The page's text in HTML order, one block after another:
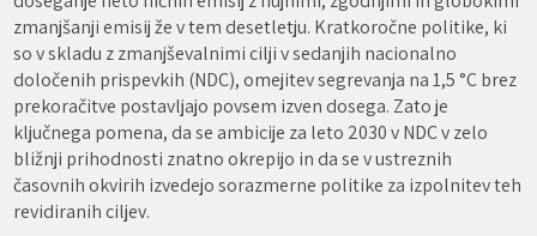
zmanjšanji emisij že v tem desetletju. Kratkoročne politike, ki
so v skladu z zmanjševalnimi cilji v sedanjih nacionalno
določenih prispevkih (NDC), omejitev segrevanja na 1,5 °C brez
prekoračitve postavljajo povsem izven dosega. Zato je
ključnega pomena, da se ambicije za leto 2030 v NDC v zelo
bližnji prihodnosti znatno okrepijo in da se v ustreznih
časovnih okvirih izvedejo sorazmerne politike za izpolnitev teh
revidiranih ciljev.